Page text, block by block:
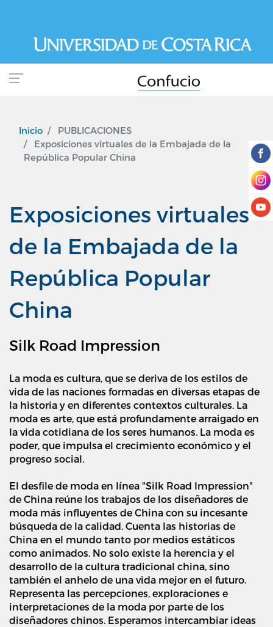
contenido
principal
Inicio
PUBLICACIONES
Exposiciones virtuales de la Embajada de la
República Popular China
Exposiciones virtuales
de la Embajada de la
República Popular
China
Silk Road Impression
La moda es cultura, que se deriva de los estilos de
vida de las naciones formadas en diversas etapas de
la historia y en diferentes contextos culturales. La
moda es arte, que está profundamente arraigado en
la vida cotidiana de los seres humanos. La moda es
poder, que impulsa el crecimiento económico y el
progreso social.
El desfile de moda en línea "Silk Road Impression"
de China reúne los trabajos de los diseñadores de
moda más influyentes de China con su incesante
búsqueda de la calidad. Cuenta las historias de
China en el mundo tanto por medios estáticos
como animados. No solo existe la herencia y el
desarrollo de la cultura tradicional china, sino
también el anhelo de una vida mejor en el futuro.
Representa las percepciones, exploraciones e
interpretaciones de la moda por parte de los
diseñadores chinos. Esperamos intercambiar ideas